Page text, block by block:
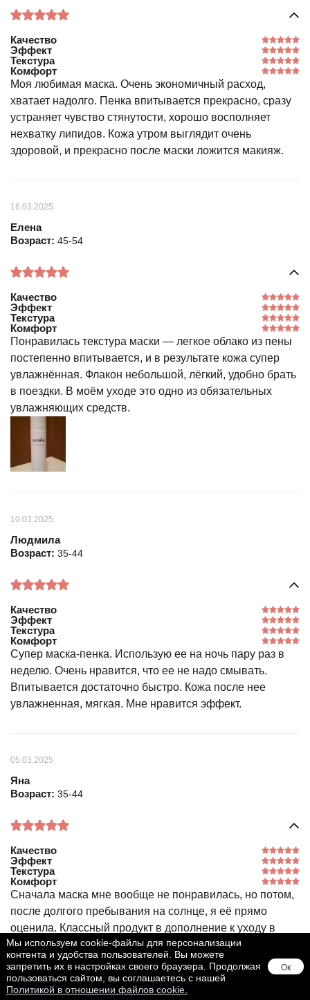
Качество
Эффект
Текстура
Комфорт
Моя любимая маска. Очень экономичный расход,
хватает надолго. Пенка впитывается прекрасно, сразу
устраняет чувство стянутости, хорошо восполняет
нехватку липидов. Кожа утром выглядит очень
здоровой, и прекрасно после маски ложится макияж.
16.03.2025
Елена
Возраст: 45-54
Качество
Эффект
Текстура
Комфорт
Понравилась текстура маски — легкое облако из пены
постепенно впитывается, и в результате кожа супер
увлажнённая. Флакон небольшой, лёгкий, удобно брать
в поездки. В моём уходе это одно из обязательных
увлажняющих средств.
10.03.2025
Людмила
Возраст: 35-44
Качество
Эффект
Текстура
Комфорт
Супер маска-пенка. Использую ее на ночь пару раз в
неделю. Очень нравится, что ее не надо смывать.
Впитывается достаточно быстро. Кожа после нее
увлажненная, мягкая. Мне нравится эффект.
05.03.2025
Яна
Возраст: 35-44
Качество
Эффект
Текстура
Комфорт
Сначала маска мне вообще не понравилась, но потом,
после долгого пребывания на солнце, я её прямо
оценила. Классный продукт в дополнение к уходу в
отпуске. Весь день на пляже, на ночь наношу эту маску,
и кожа благодарна
Мы используем cookie-файлы для персонализации
контента и удобства пользователей. Вы можете
запретить их в настройках своего браузера. Продолжая
пользоваться сайтом, вы соглашаетесь с нашей
Политикой в отношении файлов cookie.
Ок